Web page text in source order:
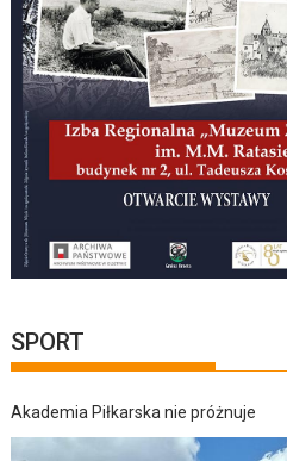
SPORT
Akademia Piłkarska nie próżnuje